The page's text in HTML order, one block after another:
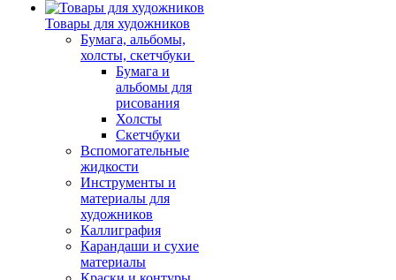
Товары для художников
Бумага, альбомы,
холсты, скетчбуки
Бумага и
альбомы для
рисования
Холсты
Скетчбуки
Вспомогательные
жидкости
Инструменты и
материалы для
художников
Каллиграфия
Карандаши и сухие
материалы